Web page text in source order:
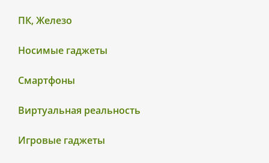
ПК, Железо
Носимые гаджеты
Смартфоны
Виртуальная реальность
Игровые гаджеты